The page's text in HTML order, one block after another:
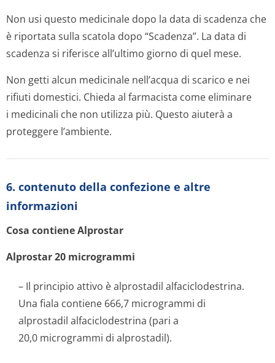
Non usi questo medicinale dopo la data di scadenza che
è riportata sulla scatola dopo “Scadenza”. La data di
scadenza si riferisce all’ultimo giorno di quel mese.
Non getti alcun medicinale nell’acqua di scarico e nei
rifiuti domestici. Chieda al farmacista come eliminare
i medicinali che non utilizza più. Questo aiuterà a
proteggere l’ambiente.
6. contenuto della confezione e altre
informazioni
Cosa contiene Alprostar
Alprostar 20 microgrammi
– Il principio attivo è alprostadil alfaciclodestrina.
Una fiala contiene 666,7 microgrammi di
alprostadil alfaciclodestrina (pari a
20,0 microgrammi di alprostadil).